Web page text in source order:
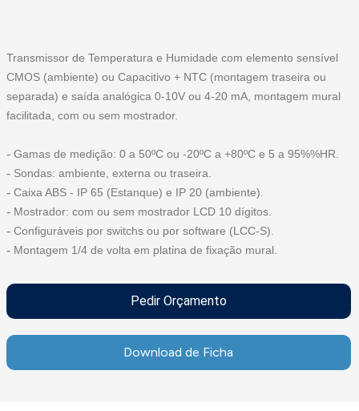
Transmissor de Temperatura e Humidade com elemento sensível
CMOS (ambiente) ou Capacitivo + NTC (montagem traseira ou
separada) e saída analógica 0-10V ou 4-20 mA, montagem mural
facilitada, com ou sem mostrador.
- Gamas de medição: 0 a 50ºC ou -20ºC a +80ºC e 5 a 95%%HR.
- Sondas: ambiente, externa ou traseira.
- Caixa ABS - IP 65 (Estanque) e IP 20 (ambiente).
- Mostrador: com ou sem mostrador LCD 10 dígitos.
- Configuráveis por switchs ou por software (LCC-S).
- Montagem 1/4 de volta em platina de fixação mural.
Pedir Orçamento
Download de Ficha